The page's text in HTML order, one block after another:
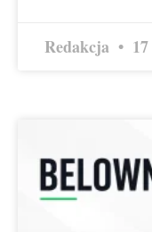
Redakcja